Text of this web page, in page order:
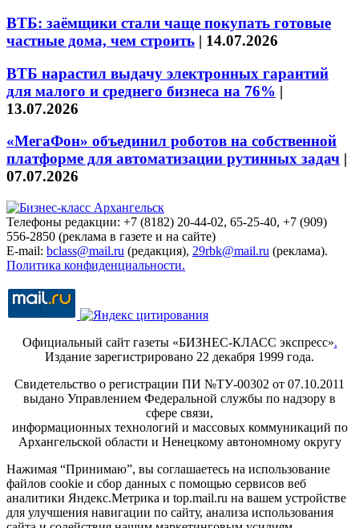
ВТБ: заёмщики стали чаще покупать готовые
частные дома, чем строить | 14.07.2026
ВТБ нарастил выдачу электронных гарантий
для малого и среднего бизнеса на 76% |
13.07.2026
«МегаФон» объединил роботов на собственной
платформе для автоматизации рутинных задач |
07.07.2026
Телефоны редакции: +7 (8182) 20-44-02, 65-25-40, +7 (909)
556-2850 (реклама в газете и на сайте)
E-mail: bclass@mail.ru (редакция), 29rbk@mail.ru (реклама).
Политика конфиденциальности.
Официальный сайт газеты «БИЗНЕС-КЛАСС экспресс».
Издание зарегистрировано 22 декабря 1999 года.
Свидетельство о регистрации ПИ №ТУ-00302 от 07.10.2011
выдано Управлением Федеральной службы по надзору в
сфере связи,
информационных технологий и массовых коммуникаций по
Архангельской области и Ненецкому автономному округу
Нажимая “Принимаю”, вы соглашаетесь на использование
файлов cookie и сбор данных с помощью сервисов веб
аналитики Яндекс.Метрика и top.mail.ru на вашем устройстве
для улучшения навигации по сайту, анализа использования